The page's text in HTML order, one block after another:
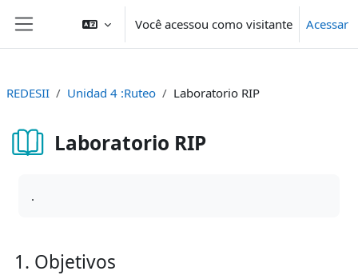
Ir para o conteúdo principal
Você acessou como visitante Acessar
REDESII Unidad 4 :Ruteo Laboratorio RIP
Laboratorio RIP
.
1. Objetivos